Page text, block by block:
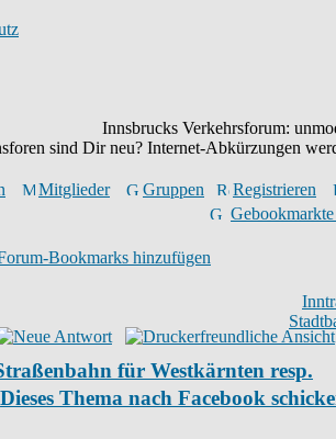
Innsbrucks Verkehrsforum:
sind Dir neu? Internet-Abkürzungen
Mitglieder Gruppen
Registrieren
Bookmarks hinzufügen
für Westkärnten resp.